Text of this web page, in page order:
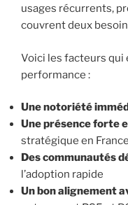
usages récurrents,
couvrent deux
Voici les facteurs
performance :
Une notoriété
Une présence forte
stratégique en France
Des communautés
l’adoption rapide
Un bon alignement